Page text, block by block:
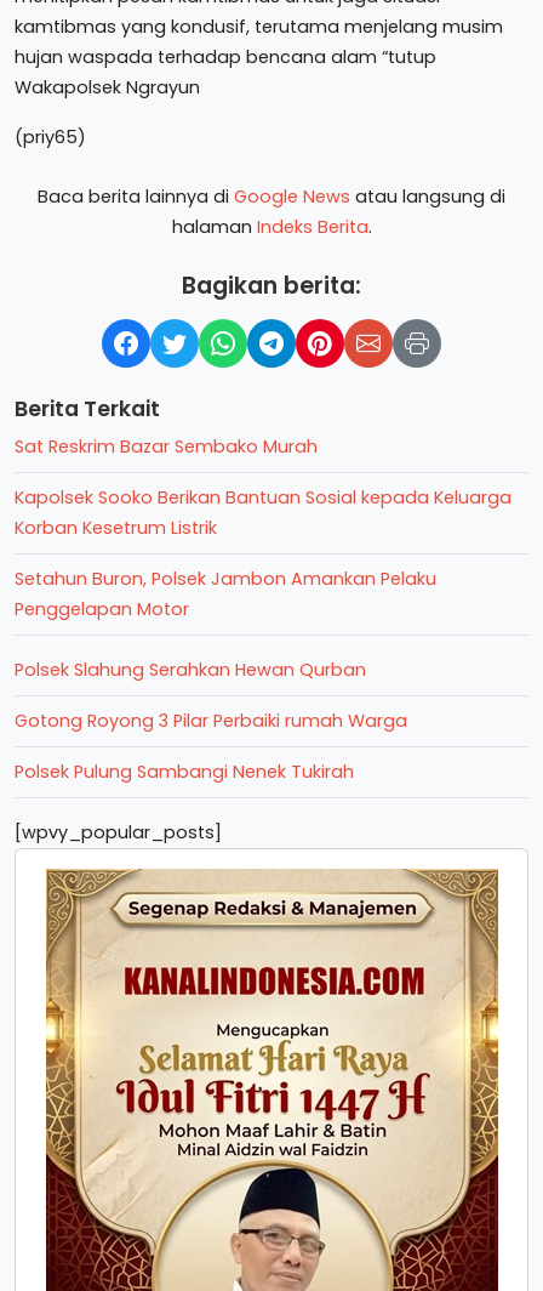
kamtibmas yang kondusif, terutama menjelang musim
hujan waspada terhadap bencana alam “tutup
Wakapolsek Ngrayun
(priy65)
Baca berita lainnya di Google News atau langsung di
halaman Indeks Berita.
Bagikan berita:
Berita Terkait
Sat Reskrim Bazar Sembako Murah
Kapolsek Sooko Berikan Bantuan Sosial kepada Keluarga
Korban Kesetrum Listrik
Setahun Buron, Polsek Jambon Amankan Pelaku
Penggelapan Motor
Polsek Slahung Serahkan Hewan Qurban
Gotong Royong 3 Pilar Perbaiki rumah Warga
Polsek Pulung Sambangi Nenek Tukirah
[wpvy_popular_posts]